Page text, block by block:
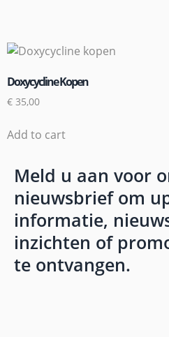
Doxycycline Kopen
€ 35,00
Add to cart
Meld u aan voor
nieuwsbrief om
informatie,
inzichten of
te ontvangen.